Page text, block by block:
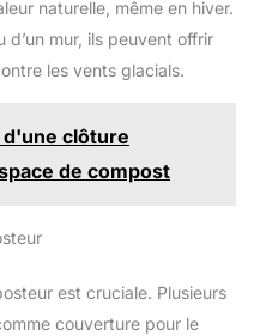
naturelle, même en hiver.
d’un mur, ils peuvent offrir
les vents glacials.
clôture
de compost
est cruciale. Plusieurs
couverture pour le